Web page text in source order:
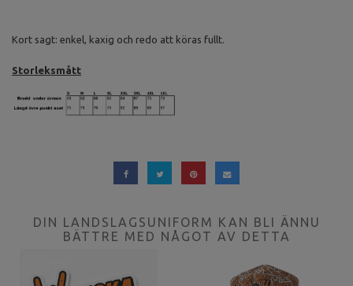
Kort sagt: enkel, kaxig och redo att köras fullt.
Storleksmått
DIN LANDSLAGSUNIFORM KAN BLI ÄNNU
BÄTTRE MED NÅGOT AV DETTA